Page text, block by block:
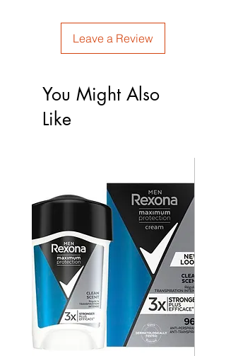
Leave a Review
You Might Also
Like